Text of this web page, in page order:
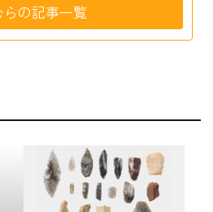
らの記事一覧